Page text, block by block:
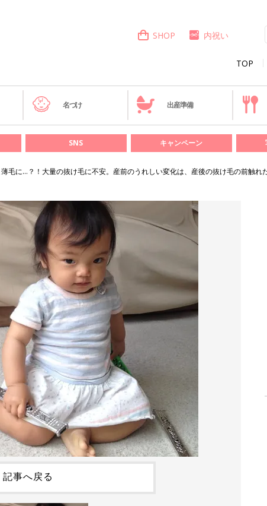
TOP
SHOP 内祝い
名づけ 出産準備
SNS キャンペーン
毛に…？！大量の抜け毛に不安。産前のうれしい変化は、産後の抜け毛の前触れ
記事へ戻る